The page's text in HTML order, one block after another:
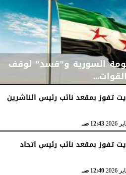
السورية و”قسد” لوقف
تفوز بمقعد نائب رئيس الناشرين
12:43 صـ
تفوز بمقعد نائب رئيس اتحاد
12:40 صـ